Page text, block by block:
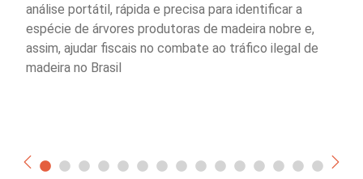
análise portátil, rápida e precisa para identificar a
espécie de árvores produtoras de madeira nobre e,
assim, ajudar fiscais no combate ao tráfico ilegal de
madeira no Brasil